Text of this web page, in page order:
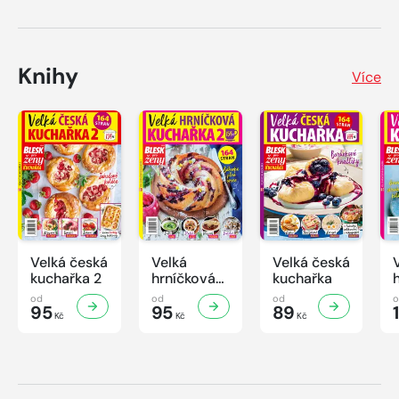
Knihy Více
Velká česká
kuchařka 2
od
95Kč
Velká
hrníčková
kuchařka II
od
95Kč
Velká česká
kuchařka
od
89 Kč